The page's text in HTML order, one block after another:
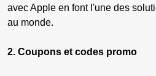
avec Apple en font l'une des
au monde.
2. Coupons et codes promo